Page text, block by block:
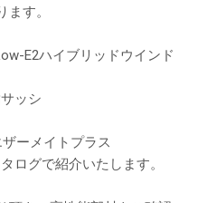
す。
E2ハイブリッドウインド
ッシ
ーメイトプラス
ログで紹介いたします。